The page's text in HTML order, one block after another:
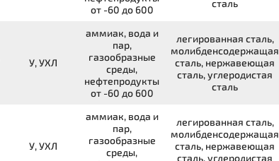
от -60 до 600
сталь
У, УХЛ
аммиак, вода и
пар,
газообразные
среды,
нефтепродукты
от -60 до 600
легированная сталь,
молибденсодержащая
сталь, нержавеющая
сталь, углеродистая
сталь
У, УХЛ
аммиак, вода и
пар,
газообразные
среды,
легированная сталь,
молибденсодержащая
сталь, нержавеющая
сталь, углеродистая